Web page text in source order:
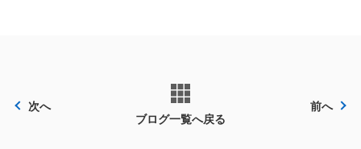
次へ
ブログ一覧へ戻る
前へ